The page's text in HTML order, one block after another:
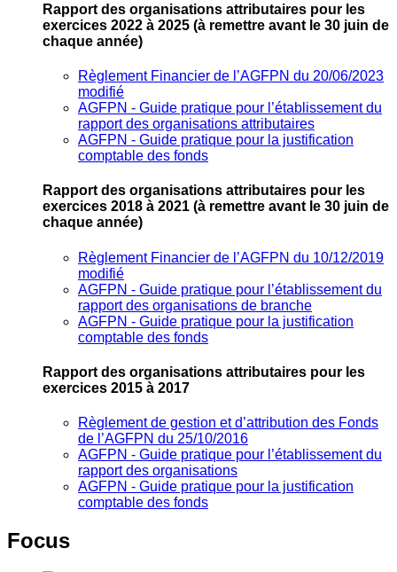
Rapport des organisations attributaires pour les
exercices 2022 à 2025 (à remettre avant le 30 juin de
chaque année)
Règlement Financier de l’AGFPN du 20/06/2023
modifié
AGFPN ‐ Guide pratique pour l’établissement du
rapport des organisations attributaires
AGFPN ‐ Guide pratique pour la justification
comptable des fonds
Rapport des organisations attributaires pour les
exercices 2018 à 2021 (à remettre avant le 30 juin de
chaque année)
Règlement Financier de l’AGFPN du 10/12/2019
modifié
AGFPN ‐ Guide pratique pour l’établissement du
rapport des organisations de branche
AGFPN ‐ Guide pratique pour la justification
comptable des fonds
Rapport des organisations attributaires pour les
exercices 2015 à 2017
Règlement de gestion et d’attribution des Fonds
de l’AGFPN du 25/10/2016
AGFPN ‐ Guide pratique pour l’établissement du
rapport des organisations
AGFPN ‐ Guide pratique pour la justification
comptable des fonds
Focus